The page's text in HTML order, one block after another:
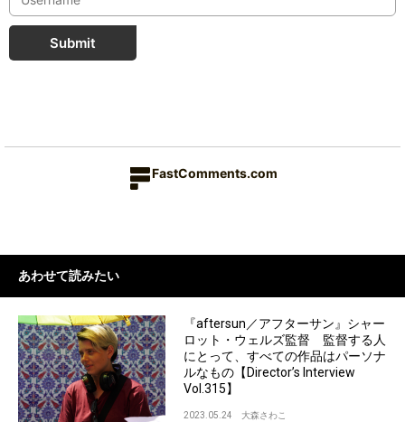
Submit
FastComments.com
あわせて読みたい
『aftersun／アフターサン』シャー
ロット・ウェルズ監督 監督する人
にとって、すべての作品はパーソナ
ルなもの【Director’s Interview
Vol.315】
2023.05.24 大森さわこ